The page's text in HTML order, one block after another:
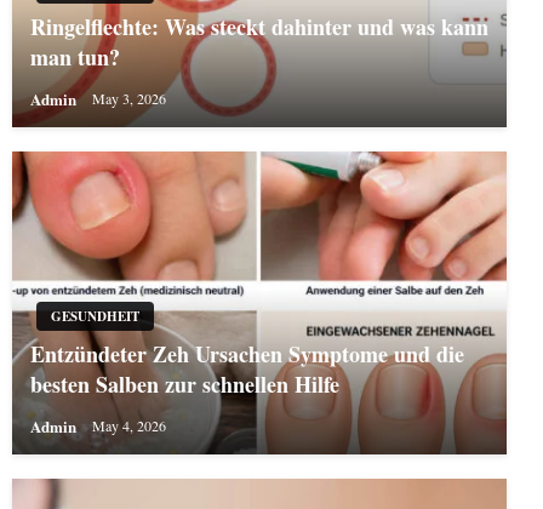
Ringelflechte: Was steckt dahinter und was kann
man tun?
Admin May 3, 2026
GESUNDHEIT
Entzündeter Zeh Ursachen Symptome und die
besten Salben zur schnellen Hilfe
Admin May 4, 2026